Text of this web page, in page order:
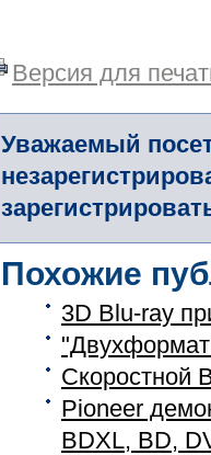
Версия для
Уважаемый
Похожие
3D Blu-ray
Скоростной
Pioneer
BDXL, BD,